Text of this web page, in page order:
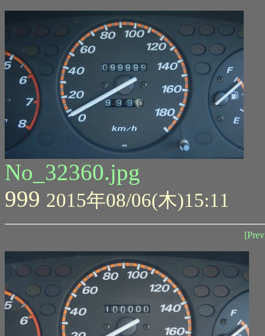
No_32360.jpg
999 2015年08/06(木)15:11